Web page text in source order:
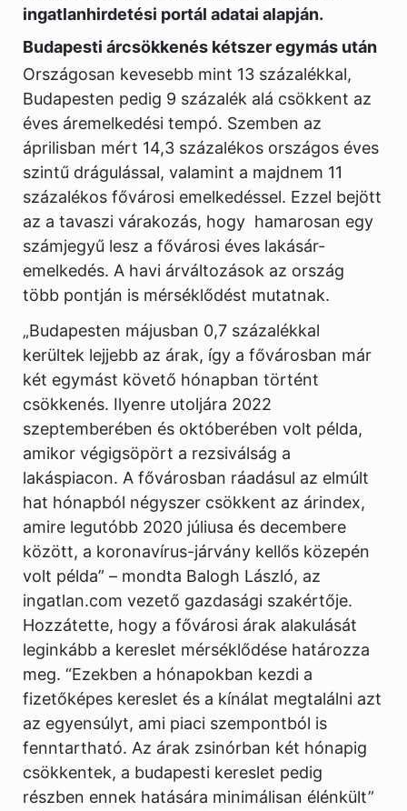
ingatlanhirdetési portál adatai alapján.
Budapesti árcsökkenés kétszer egymás után
Országosan kevesebb mint 13 százalékkal,
Budapesten pedig 9 százalék alá csökkent az
éves áremelkedési tempó. Szemben az
áprilisban mért 14,3 százalékos országos éves
szintű drágulással, valamint a majdnem 11
százalékos fővárosi emelkedéssel. Ezzel bejött
az a tavaszi várakozás, hogy hamarosan egy
számjegyű lesz a fővárosi éves lakásár-
emelkedés. A havi árváltozások az ország
több pontján is mérséklődést mutatnak.
„Budapesten májusban 0,7 százalékkal
kerültek lejjebb az árak, így a fővárosban már
két egymást követő hónapban történt
csökkenés. Ilyenre utoljára 2022
szeptemberében és októberében volt példa,
amikor végigsöpört a rezsiválság a
lakáspiacon. A fővárosban ráadásul az elmúlt
hat hónapból négyszer csökkent az árindex,
amire legutóbb 2020 júliusa és decembere
között, a koronavírus-járvány kellős közepén
volt példa” – mondta Balogh László, az
ingatlan.com vezető gazdasági szakértője.
Hozzátette, hogy a fővárosi árak alakulását
leginkább a kereslet mérséklődése határozza
meg. “Ezekben a hónapokban kezdi a
fizetőképes kereslet és a kínálat megtalálni azt
az egyensúlyt, ami piaci szempontból is
fenntartható. Az árak zsinórban két hónapig
csökkentek, a budapesti kereslet pedig
részben ennek hatására minimálisan élénkült”